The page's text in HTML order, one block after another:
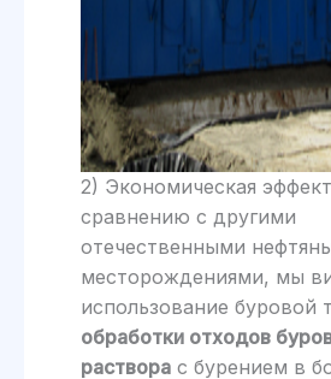
2) Экономическая
сравнению с другими
отечественными
месторождениями, мы
использование буровой
обработки отходов
растворас бурением в